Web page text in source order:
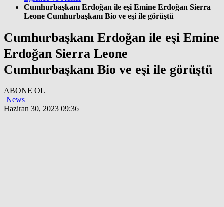
Cumhurbaşkanı Erdoğan ile eşi Emine Erdoğan Sierra
Leone Cumhurbaşkanı Bio ve eşi ile görüştü
Cumhurbaşkanı Erdoğan ile eşi Emine
Erdoğan Sierra Leone
Cumhurbaşkanı Bio ve eşi ile görüştü
ABONE OL
News
Haziran 30, 2023 09:36